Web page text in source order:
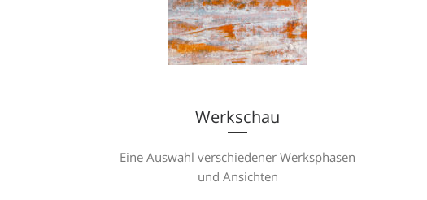
Werkschau
Eine Auswahl verschiedener Werksphasen
und Ansichten